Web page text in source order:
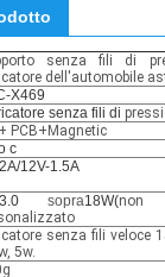
senza fili di
dell'automobile
X469
senza fili di
PCB+Magnetic
c
12V-1.5A
sopra18W(non
senza fili veloce
5w.